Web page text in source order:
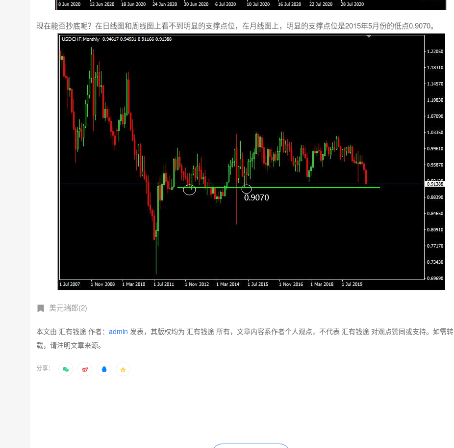
现在能否抄底呢？在日线图和周线图上看不到明显的支撑点位，在月线图上，明显的支撑点位是2015年5月份的低点0.9070。
美元瑞郎(2)
本文由 汇有钱途 作者： admin 发表，其版权均为 汇有钱途 所有，文章内容系作者个人观点，不代表 汇有钱途 对观点赞同或支持。如需转
载，请注明文章来源。
分享：